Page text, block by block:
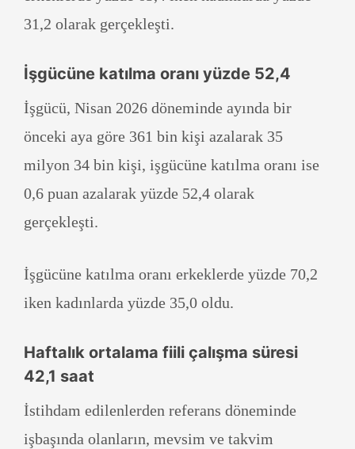
31,2 olarak gerçekleşti.
İşgücüne katılma oranı yüzde 52,4
İşgücü, Nisan 2026 döneminde ayında bir
önceki aya göre 361 bin kişi azalarak 35
milyon 34 bin kişi, işgücüne katılma oranı ise
0,6 puan azalarak yüzde 52,4 olarak
gerçekleşti.
İşgücüne katılma oranı erkeklerde yüzde 70,2
iken kadınlarda yüzde 35,0 oldu.
Haftalık ortalama fiili çalışma süresi
42,1 saat
İstihdam edilenlerden referans döneminde
işbaşında olanların, mevsim ve takvim